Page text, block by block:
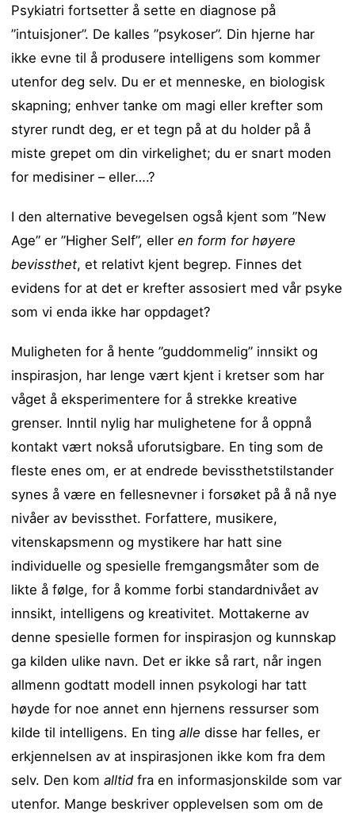
Psykiatri fortsetter å sette en diagnose på
”intuisjoner”. De kalles ”psykoser”. Din hjerne har
ikke evne til å produsere intelligens som kommer
utenfor deg selv. Du er et menneske, en biologisk
skapning; enhver tanke om magi eller krefter som
styrer rundt deg, er et tegn på at du holder på å
miste grepet om din virkelighet; du er snart moden
for medisiner – eller….?
I den alternative bevegelsen også kjent som ”New
Age” er ”Higher Self”, elleren form for høyere
bevissthet, et relativt kjent begrep. Finnes det
evidens for at det er krefter assosiert med vår psyke
som vi enda ikke har oppdaget?
Muligheten for å hente ”guddommelig” innsikt og
inspirasjon, har lenge vært kjent i kretser som har
våget å eksperimentere for å strekke kreative
grenser. Inntil nylig har mulighetene for å oppnå
kontakt vært nokså uforutsigbare. En ting som de
fleste enes om, er at endrede bevissthetstilstander
synes å være en fellesnevner i forsøket på å nå nye
nivåer av bevissthet. Forfattere, musikere,
vitenskapsmenn og mystikere har hatt sine
individuelle og spesielle fremgangsmåter som de
likte å følge, for å komme forbi standardnivået av
innsikt, intelligens og kreativitet. Mottakerne av
denne spesielle formen for inspirasjon og kunnskap
ga kilden ulike navn. Det er ikke så rart, når ingen
allmenn godtatt modell innen psykologi har tatt
høyde for noe annet enn hjernens ressurser som
kilde til intelligens. En tingalle disse har felles, er
erkjennelsen av at inspirasjonen ikke kom fra dem
selv. Den kom alltidfra en informasjonskilde som var
utenfor. Mange beskriver opplevelsen som om de